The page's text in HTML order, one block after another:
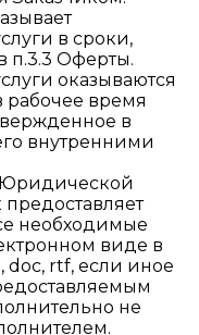
в сроки,
п.3.3 Оферты.
оказываются
рабочее время
в
внутренними
предоставляет
необходимые
виде в
doс, rtf, если иное
не